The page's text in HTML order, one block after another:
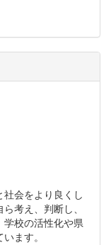
会をより良くし
考え、判断し、
学校の活性化や県
ます。